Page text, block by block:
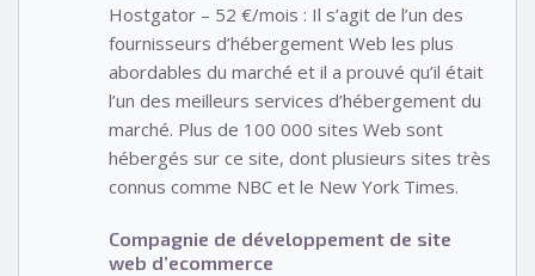
Hostgator – 52 €/mois : Il s’agit de l’un des
fournisseurs d’hébergement Web les plus
abordables du marché et il a prouvé qu’il était
l’un des meilleurs services d’hébergement du
marché. Plus de 100 000 sites Web sont
hébergés sur ce site, dont plusieurs sites très
connus comme NBC et le New York Times.
Compagnie de développement de site
web d’ecommerce